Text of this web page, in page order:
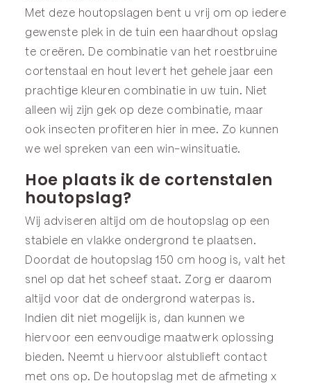
Met deze houtopslagen bent u vrij om op iedere
gewenste plek in de tuin een haardhout opslag
te creëren. De combinatie van het roestbruine
cortenstaal en hout levert het gehele jaar een
prachtige kleuren combinatie in uw tuin. Niet
alleen wij zijn gek op deze combinatie, maar
ook insecten profiteren hier in mee. Zo kunnen
we wel spreken van een win-winsituatie.
Hoe plaats ik de cortenstalen
houtopslag?
Wij adviseren altijd om de houtopslag op een
stabiele en vlakke ondergrond te plaatsen.
Doordat de houtopslag 150 cm hoog is, valt het
snel op dat het scheef staat. Zorg er daarom
altijd voor dat de ondergrond waterpas is.
Indien dit niet mogelijk is, dan kunnen we
hiervoor een eenvoudige maatwerk oplossing
bieden. Neemt u hiervoor alstublieft contact
met ons op. De houtopslag met de afmeting x